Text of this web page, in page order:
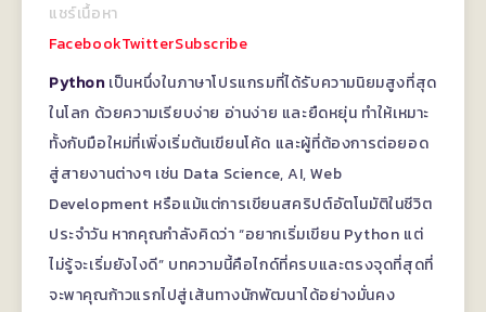
แชร์เนื้อหา
FacebookTwitterSubscribe
Pythonเป็นหนึ่งในภาษาโปรแกรมที่ได้รับความนิยมสูงที่สุด
ในโลก ด้วยความเรียบง่าย อ่านง่าย และยืดหยุ่น ทำให้เหมาะ
ทั้งกับมือใหม่ที่เพิ่งเริ่มต้นเขียนโค้ด และผู้ที่ต้องการต่อยอด
สู่สายงานต่างๆ เช่น Data Science, AI, Web
Development หรือแม้แต่การเขียนสคริปต์อัตโนมัติในชีวิต
ประจำวัน หากคุณกำลังคิดว่า “อยากเริ่มเขียน Python แต่
ไม่รู้จะเริ่มยังไงดี” บทความนี้คือไกด์ที่ครบและตรงจุดที่สุดที่
จะพาคุณก้าวแรกไปสู่เส้นทางนักพัฒนาได้อย่างมั่นคง